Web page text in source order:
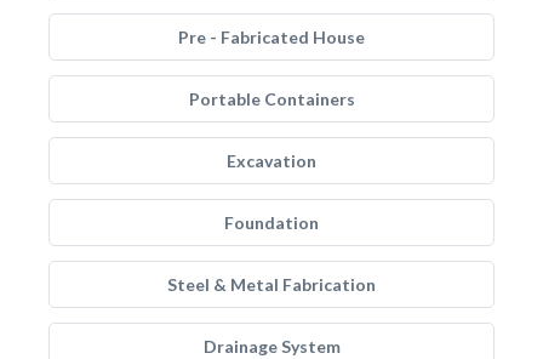
Pre - Fabricated House
Portable Containers
Excavation
Foundation
Steel & Metal Fabrication
Drainage System